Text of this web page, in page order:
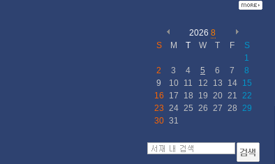
2026 8
S
M T W T F
S
1
2
3 4 5 6 7
8
9
10 11 12 13 14
15
16
17 18 19 20 21 22
23 24 25 26 27 28 29
30 31